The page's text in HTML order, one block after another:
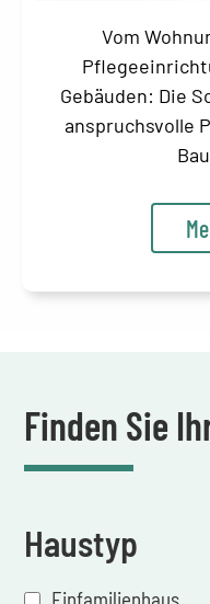
Vom
Gebäuden: Die
anspruchsvolle
Finden Sie
Haustyp
Einfamilienhaus